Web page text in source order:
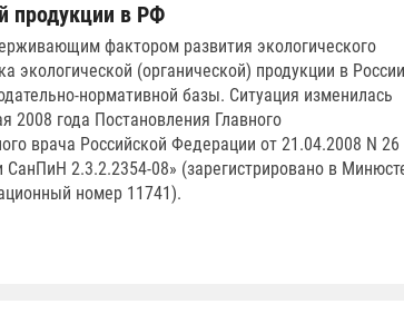
продукции в РФ
фактором развития экологического
экологической (органической) продукции в России
нормативной базы. Ситуация изменилась
2008 года Постановления Главного
врача Российской Федерации от 21.04.2008 N 26
2.3.2.2354-08» (зарегистрировано в
номер 11741).